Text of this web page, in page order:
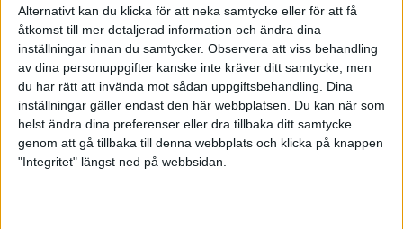
Alternativt kan du klicka för att neka samtycke eller för att få
åtkomst till mer detaljerad information och ändra dina
inställningar innan du samtycker. Observera att viss behandling
av dina personuppgifter kanske inte kräver ditt samtycke, men
du har rätt att invända mot sådan uppgiftsbehandling. Dina
inställningar gäller endast den här webbplatsen. Du kan när som
helst ändra dina preferenser eller dra tillbaka ditt samtycke
genom att gå tillbaka till denna webbplats och klicka på knappen
"Integritet" längst ned på webbsidan.
Barn och ungdom
Föreningsinfo
Parabowling
Elit och landslag